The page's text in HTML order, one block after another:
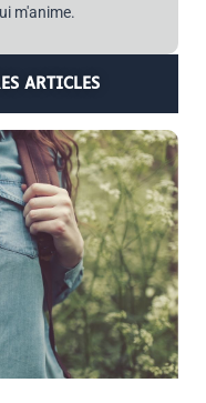
m'anime.
ARTICLES